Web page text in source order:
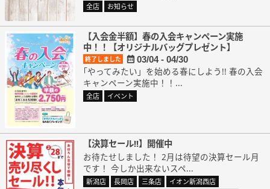
全店 お知らせ
【入会金半額】春の入会キャンペーン実施
中！！【オリジナルバッグプレゼント】
終了しました 03/04 - 04/30
｢やってみたい」を始める春にしよう!! 春の入会
キャンペーン実施中！！...
全店 イベント
【決算セール!!】開催中
お待たせしました！ 2月は待望の決算セール月
です！ 今しか出来ないスペ...
新潟店 長岡店 三条店
イオン新潟西店